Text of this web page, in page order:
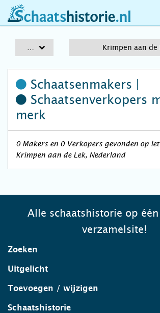
schaatshistorie.nl
Krimpen aan de
Schaatsenmakers |
Schaatsenverkopers
merk
0 Makers en 0 Verkopers gevonden op
Krimpen aan de Lek, Nederland
Alle schaatshistorie op
verzamelsite!
Zoeken
Uitgelicht
Toevoegen / wijzigen
Schaatshistorie